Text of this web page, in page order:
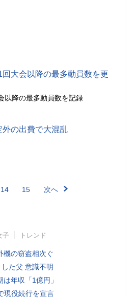
大会以降の最多動員数を更
以降の最多動員数を記録
の出費で大混乱
14 15 次へ
子 トレンド
機の窃盗相次ぐ
た父 意識不明
年収「1億円」
現役続行を宣言